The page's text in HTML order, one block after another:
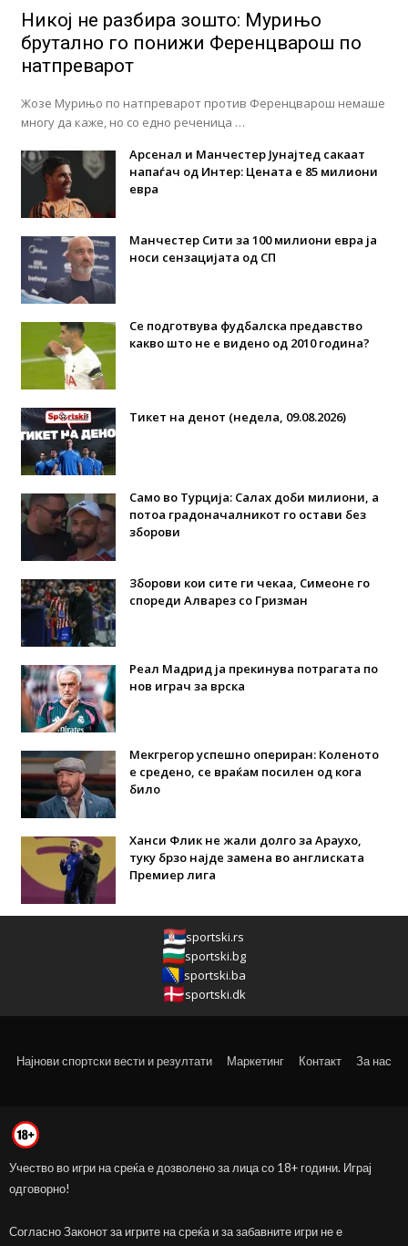
Никој не разбира зошто: Мурињо
брутално го понижи Ференцварош по
натпреварот
Жозе Мурињо по натпреварот против Ференцварош немаше
многу да каже, но со едно реченица …
Арсенал и Манчестер Јунајтед сакаат
напаѓач од Интер: Цената е 85 милиони
евра
Манчестер Сити за 100 милиони евра ја
носи сензацијата од СП
Се подготвува фудбалска предавство
какво што не е видено од 2010 година?
Тикет на денот (недела, 09.08.2026)
Само во Турција: Салах доби милиони, а
потоа градоначалникот го остави без
зборови
Зборови кои сите ги чекаа, Симеоне го
спореди Алварез со Гризман
Реал Мадрид ја прекинува потрагата по
нов играч за врска
Мекгрегор успешно опериран: Коленото
е средено, се враќам посилен од кога
било
Ханси Флик не жали долго за Араухо,
туку брзо најде замена во англиската
Премиер лига
sportski.rs
sportski.bg
sportski.ba
sportski.dk
Најнови спортски вести и резултати Маркетинг Контакт За нас
Учество во игри на среќа е дозволено за лица со 18+ години. Играј
одговорно!
Согласно Законот за игрите на среќа и за забавните игри не е